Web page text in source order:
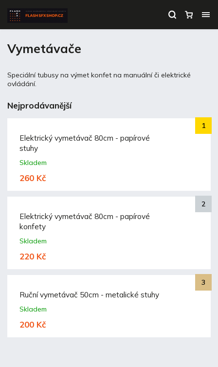
Vymetávače
Speciální tubusy na výmet konfet na manuální či elektrické
ovládání.
Nejprodávanější
Elektrický vymetávač 80cm - papírové
stuhy
Skladem
260 Kč
Elektrický vymetávač 80cm - papírové
konfety
Skladem
220 Kč
Ruční vymetávač 50cm - metalické stuhy
Skladem
200 Kč